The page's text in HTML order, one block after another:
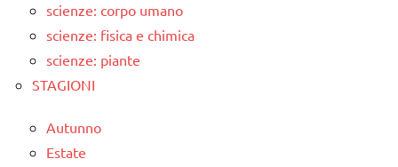
scienze: corpo umano
scienze: fisica e chimica
scienze: piante
STAGIONI
Autunno
Estate